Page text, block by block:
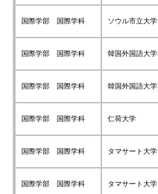
国際学部 国際学科 ソウル市立大学
国際学部 国際学科 韓国外国語大学
国際学部 国際学科 韓国外国語大学
国際学部 国際学科 仁荷大学
国際学部 国際学科 タマサート大学
国際学部 国際学科 タマサート大学